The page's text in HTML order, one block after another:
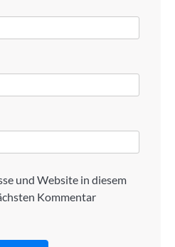
und Website in diesem
Kommentar